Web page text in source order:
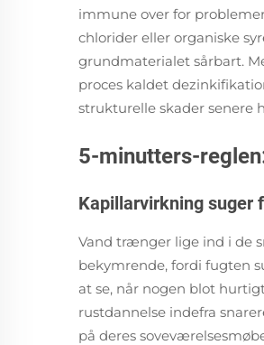
immune over for
chlorider eller organiske
grundmaterialet sårbart.
proces kaldet
strukturelle skader senere
5-minutters-
Kapillarvirkning suger
Vand trænger lige ind i de
bekymrende, fordi fugten
at se, når nogen blot
rustdannelse indefra
på deres